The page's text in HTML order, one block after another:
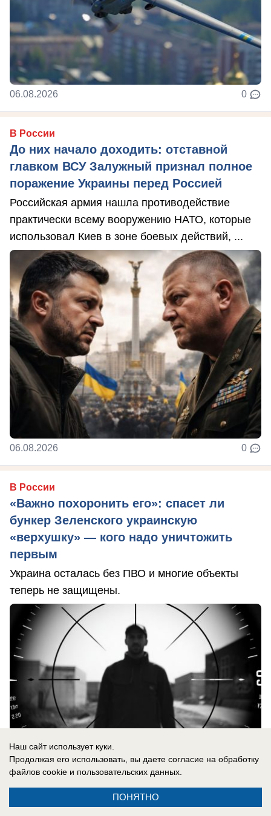
06.08.2026 0
В России
До них начало доходить: отставной
главком ВСУ Залужный признал полное
поражение Украины перед Россией
Российская армия нашла противодействие
практически всему вооружению НАТО, которые
использовал Киев в зоне боевых действий, ...
06.08.2026 0
В России
«Важно похоронить его»: спасет ли
бункер Зеленского украинскую
«верхушку» — кого надо уничтожить
первым
Украина осталась без ПВО и многие объекты
теперь не защищены.
Наш сайт использует куки.
Продолжая его использовать, вы даете согласие на обработку
файлов cookie и пользовательских данных.
ПОНЯТНО